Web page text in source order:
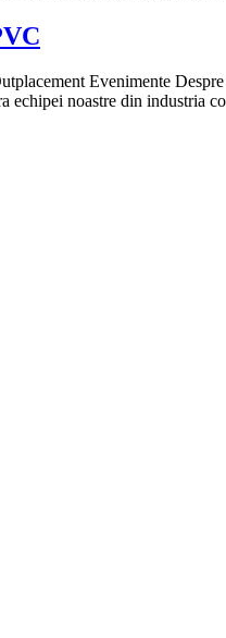
Evenimente
echipei noastre din